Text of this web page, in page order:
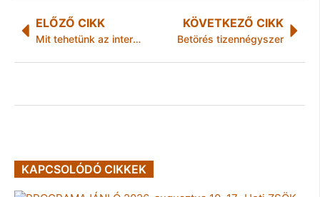
ELŐZŐ CIKK
Mit tehetünk az internetes csalókkal szemben?
KÖVETKEZŐ CIKK
Betörés tizennégyszer
KAPCSOLÓDÓ CIKKEK